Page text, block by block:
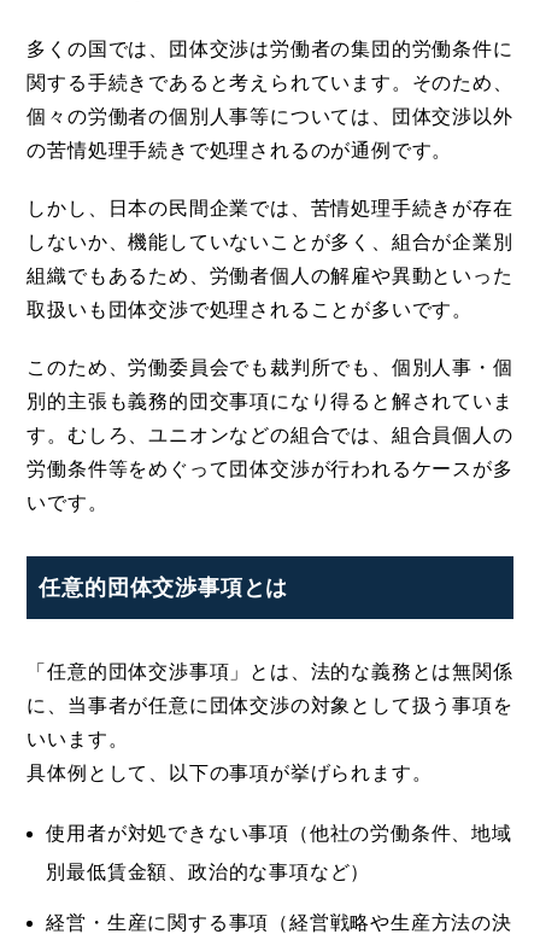
多くの国では、団体交渉は労働者の集団的労働条件に
関する手続きであると考えられています。そのため、
個々の労働者の個別人事等については、団体交渉以外
の苦情処理手続きで処理されるのが通例です。
しかし、日本の民間企業では、苦情処理手続きが存在
しないか、機能していないことが多く、組合が企業別
組織でもあるため、労働者個人の解雇や異動といった
取扱いも団体交渉で処理されることが多いです。
このため、労働委員会でも裁判所でも、個別人事・個
別的主張も義務的団交事項になり得ると解されていま
す。むしろ、ユニオンなどの組合では、組合員個人の
労働条件等をめぐって団体交渉が行われるケースが多
いです。
任意的団体交渉事項とは
「任意的団体交渉事項」とは、法的な義務とは無関係
に、当事者が任意に団体交渉の対象として扱う事項を
いいます。
具体例として、以下の事項が挙げられます。
使用者が対処できない事項（他社の労働条件、地域
別最低賃金額、政治的な事項など）
経営・生産に関する事項（経営戦略や生産方法の決